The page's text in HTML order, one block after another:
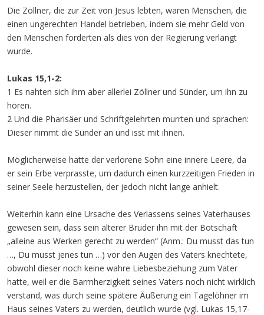
Die Zöllner, die zur Zeit von Jesus lebten, waren Menschen, die
einen ungerechten Handel betrieben, indem sie mehr Geld von
den Menschen forderten als dies von der Regierung verlangt
wurde.
Lukas 15,1-2:
1 Es nahten sich ihm aber allerlei Zöllner und Sünder, um ihn zu
hören.
2 Und die Pharisäer und Schriftgelehrten murrten und sprachen:
Dieser nimmt die Sünder an und isst mit ihnen.
Möglicherweise hatte der verlorene Sohn eine innere Leere, da
er sein Erbe verprasste, um dadurch einen kurzzeitigen Frieden in
seiner Seele herzustellen, der jedoch nicht lange anhielt.
Weiterhin kann eine Ursache des Verlassens seines Vaterhauses
gewesen sein, dass sein älterer Bruder ihn mit der Botschaft
„alleine aus Werken gerecht zu werden“ (Anm.: Du musst das tun
…, Du musst jenes tun …) vor den Augen des Vaters knechtete,
obwohl dieser noch keine wahre Liebesbeziehung zum Vater
hatte, weil er die Barmherzigkeit seines Vaters noch nicht wirklich
verstand, was durch seine spätere Äußerung ein Tagelöhner im
Haus seines Vaters zu werden, deutlich wurde (vgl. Lukas 15,17-